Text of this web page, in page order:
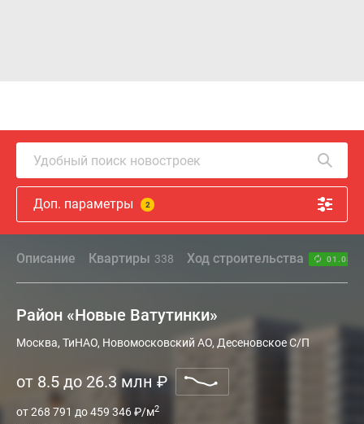
Удобный поиск новостроек
Доп. параметры 2
Описание Квартиры 338 Ход строительства
Район «Новые Ватутинки»
Москва, ТиНАО, Новомосковский АО, Десеновское С/П
от 8.5 до 26.3 млн ₽
от 268 791 до 459 346₽/м2